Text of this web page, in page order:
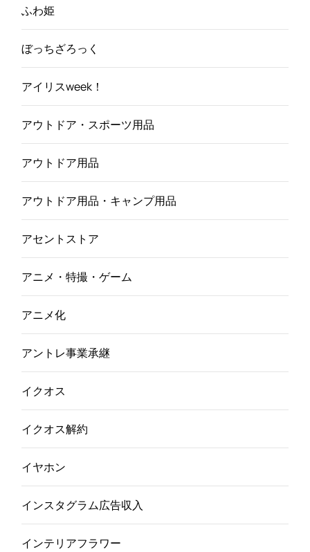
ふわ姫
ぼっちざろっく
アイリスweek！
アウトドア・スポーツ用品
アウトドア用品
アウトドア用品・キャンプ用品
アセントストア
アニメ・特撮・ゲーム
アニメ化
アントレ事業承継
イクオス
イクオス解約
イヤホン
インスタグラム広告収入
インテリアフラワー